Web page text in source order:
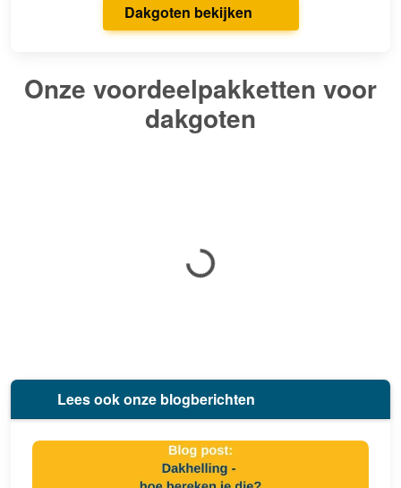
Dakgoten bekijken
Onze voordeelpakketten voor
dakgoten
Lees ook onze blogberichten